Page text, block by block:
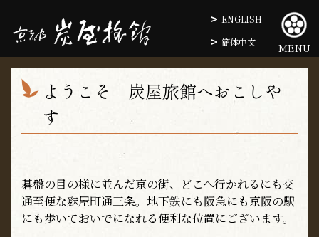
ENGLISH
簡体中文
MENU
ようこそ 炭屋旅館へおこしや
す
碁盤の目の様に並んだ京の街、どこへ行かれるにも交
通至便な麩屋町通三条。地下鉄にも阪急にも京阪の駅
にも歩いておいでになれる便利な位置にございます。